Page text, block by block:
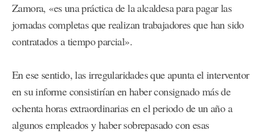
Zamora, «es una práctica de la alcaldesa para pagar las
jornadas completas que realizan trabajadores que han sido
contratados a tiempo parcial».
En ese sentido, las irregularidades que apunta el interventor
en su informe consistirían en haber consignado más de
ochenta horas extraordinarias en el periodo de un año a
algunos empleados y haber sobrepasado con esas